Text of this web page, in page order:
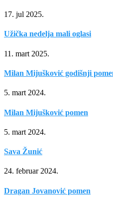
17. jul 2025.
Užička nedelja mali oglasi
11. mart 2025.
Milan Mijušković godišnji
5. mart 2024.
Milan Mijušković pomen
5. mart 2024.
Sava Žunić
24. februar 2024.
Dragan Jovanović pomen